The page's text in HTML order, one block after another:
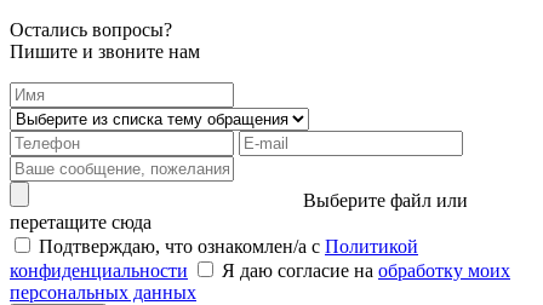
Остались вопросы?
Пишите и звоните нам
Выберите файл или
перетащите сюда
Подтверждаю, что ознакомлен/а с Политикой
конфиденциальности
Я даю согласие на обработку моих
персональных данных